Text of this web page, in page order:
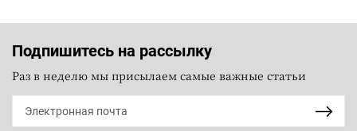
Подпишитесь на рассылку
Раз в неделю мы присылаем самые важные статьи